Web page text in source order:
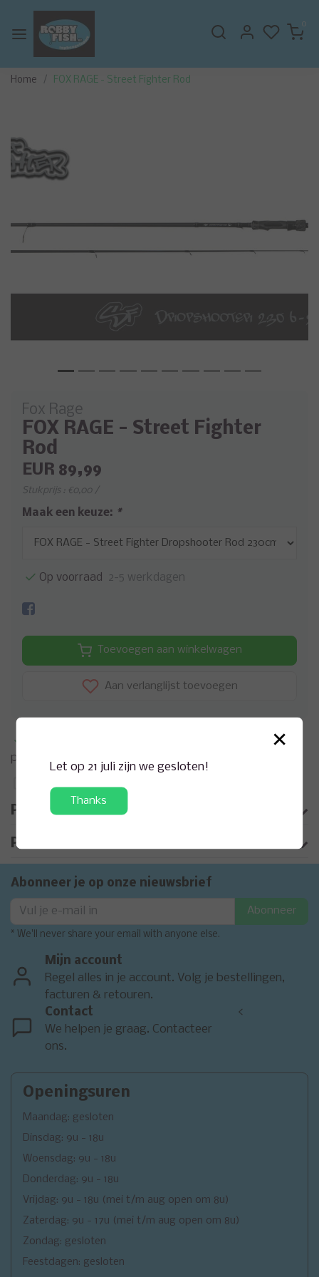
0
Home FOX RAGE - Street Fighter Rod
Vorige
Fox Rage
FOX RAGE - Street Fighter
Rod
EUR 89,99
Stukprijs : €0,00 /
Maak een keuze: *
Op voorraad 2-5 werkdagen
Toevoegen aan winkelwagen
Aan verlanglijst toevoegen
Neem contact op over dit
product
Productomschrijving
Product informatie
Abonneer je op onze nieuwsbrief
Abonneer
* We'll never share your email with anyone else.
Mijn account
Regel alles in je account. Volg je bestellingen,
facturen & retouren.
Contact
We helpen je graag. Contacteer
ons.
<
Openingsuren
Maandag: gesloten
Dinsdag: 9u - 18u
Woensdag: 9u - 18u
Donderdag: 9u - 18u
Vrijdag: 9u - 18u (mei t/m aug open om 8u)
Zaterdag: 9u - 17u (mei t/m aug open om 8u)
Zondag: gesloten
Feestdagen: gesloten
×
Let op 21 juli zijn we gesloten!
Thanks